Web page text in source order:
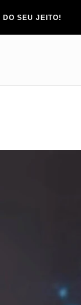
SEU JEITO!